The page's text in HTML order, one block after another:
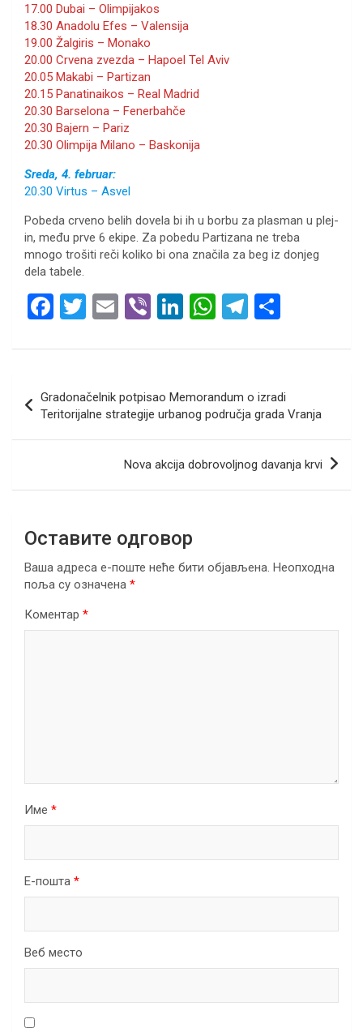
17.00 Dubai – Olimpijakos
18.30 Anadolu Efes – Valensija
19.00 Žalgiris – Monako
20.00 Crvena zvezda – Hapoel Tel Aviv
20.05 Makabi – Partizan
20.15 Panatinaikos – Real Madrid
20.30 Barselona – Fenerbahče
20.30 Bajern – Pariz
20.30 Olimpija Milano – Baskonija
Sreda, 4. februar:
20.30 Virtus – Asvel
Pobeda crveno belih dovela bi ih u borbu za plasman u plej-
in, među prve 6 ekipe. Za pobedu Partizana ne treba
mnogo trošiti reči koliko bi ona značila za beg iz donjeg
dela tabele.
F
ce
b
o
o
T
tt
er
E
ail
Vi
er
Li
ke
n
W
at
s
A
p
p
T
e
gr
a
m
ar
e
чланка
Gradonačelnik potpisao Memorandum o izradi
Teritorijalne strategije urbanog područja grada Vranja
Nova akcija dobrovoljnog davanja krvi
Оставите одговор
Ваша адреса е-поште неће бити објављена. Неопходна
поља су означена *
Коментар *
Име *
Е-пошта *
Веб место